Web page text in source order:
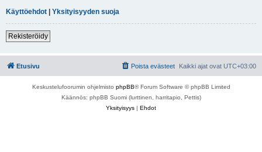
Käyttöehdot | Yksityisyyden suoja
Rekisteröidy
Etusivu Kaikki ajat ovat UTC+03:00
Poista evästeet
Keskustelufoorumin ohjelmisto phpBB® Forum Software © phpBB Limited
Käännös: phpBB Suomi (lurttinen, harritapio, Pettis)
Yksityisyys | Ehdot